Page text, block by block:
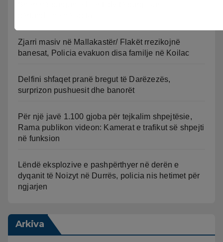
Zjarri masiv në Mallakastër/ Flakët rrezikojnë
banesat, Policia evakuon disa familje në Koilac
Delfini shfaqet pranë bregut të Darëzezës,
surprizon pushuesit dhe banorët
Për një javë 1.100 gjoba për tejkalim shpejtësie,
Rama publikon videon: Kamerat e trafikut së shpejti
në funksion
Lëndë eksplozive e pashpërthyer në derën e
dyqanit të Noizyt në Durrës, policia nis hetimet për
ngjarjen
Arkiva